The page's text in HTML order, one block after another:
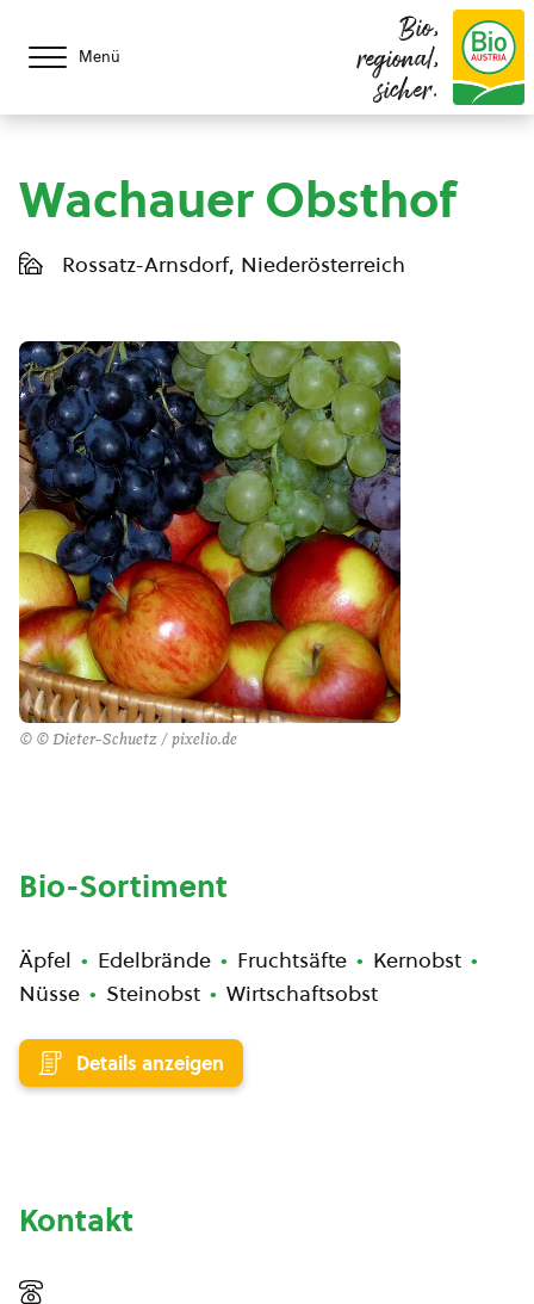
Menü
Bio,
regional,
sicher.
Wachauer Obsthof
Rossatz-Arnsdorf, Niederösterreich
© © Dieter-Schuetz / pixelio.de
Bio-Sortiment
Äpfel Edelbrände Fruchtsäfte
Kernobst
Nüsse
Steinobst Wirtschaftsobst
Details anzeigen
Kontakt